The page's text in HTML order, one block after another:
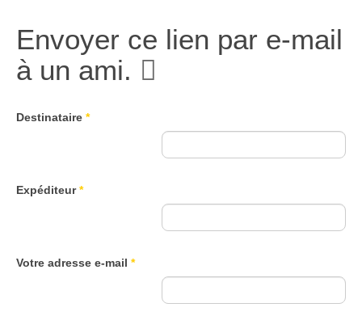
Envoyer ce lien par e-mail
à un ami.
Destinataire *
Expéditeur*
Votre adresse e-mail *